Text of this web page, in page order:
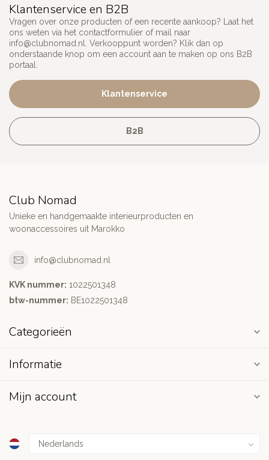
Klantenservice en B2B
Vragen over onze producten of een recente aankoop? Laat het
ons weten via het contactformulier of mail naar
info@clubnomad.nl . Verkooppunt worden? Klik dan op
onderstaande knop om een account aan te maken op ons B2B
portaal.
Klantenservice
B2B
Club Nomad
Unieke en handgemaakte interieurproducten en
woonaccessoires uit Marokko
info@clubnomad.nl
KVK nummer: 1022501348
btw-nummer: BE1022501348
Categorieën
Informatie
Mijn account